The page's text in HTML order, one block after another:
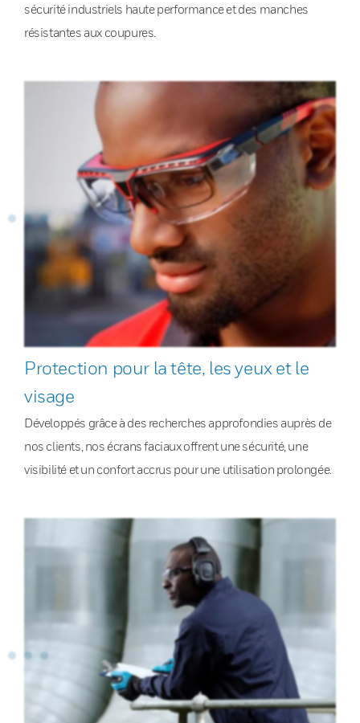
sécurité industriels haute performance et des manches
résistantes aux coupures.
Protection pour la tête, les yeux et le
visage
Développés grâce à des recherches approfondies auprès de
nos clients, nos écrans faciaux offrent une sécurité, une
visibilité et un confort accrus pour une utilisation prolongée.